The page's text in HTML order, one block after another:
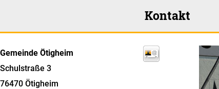
Kontakt
Gemeinde Ötigheim
Schulstraße 3
76470 Ötigheim